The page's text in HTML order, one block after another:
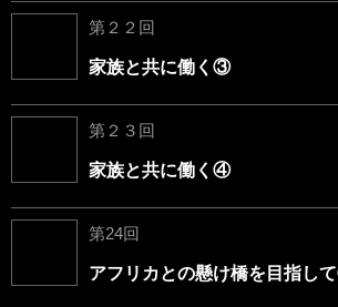
第２２回
家族と共に働く③
第２３回
家族と共に働く④
第24回
アフリカとの懸け橋を目指し